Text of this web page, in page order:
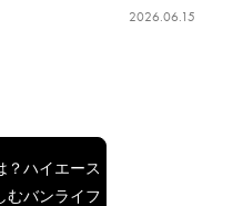
2026.06.15
？ハイエース
むバンライフ